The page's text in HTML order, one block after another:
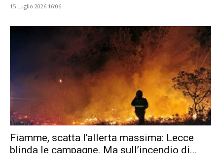
15 Luglio 2026 16:06
Fiamme, scatta l’allerta massima: Lecce
blinda le campagne. Ma sull’incendio di...